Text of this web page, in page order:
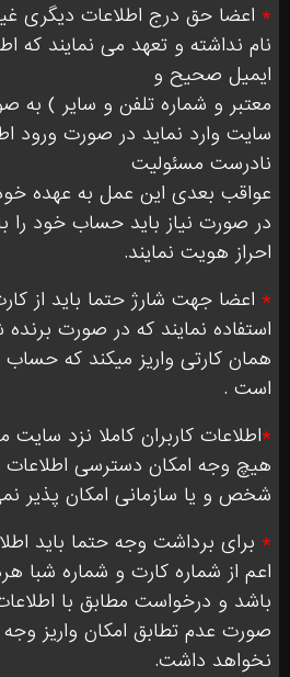
* اعضا حق درج اطلاعات دیگری
نام نداشته و تعهد می نمایند که
ایمیل صحیح و
معتبر و شماره تلفن و سایر )
سایت وارد نماید در صورت ورود
نادرست مسئولیت
عواقب بعدی این عمل به عهده
در صورت نیاز باید حساب خود را
احراز هویت نمایند.
* اعضا جهت شارژ حتما باید از
استفاده نمایند که در صورت
همان کارتی واریز میکند که
است .
*اطلاعات کاربران کاملا نزد
هیچ وجه امکان دسترسی اطلاعات
شخص و یا سازمانی امکان پذیر
* برای برداشت وجه حتما باید
اعم از شماره کارت و شماره
باشد و درخواست مطابق با
صورت عدم تطابق امکان واریز
نخواهد داشت.